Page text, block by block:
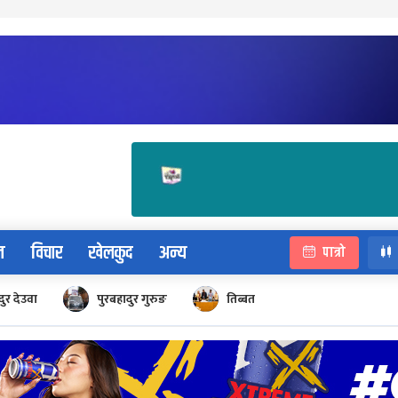
विचार खेलकुद अन्य पात्रो
देउवा पुरबहादुर गुरुङ तिब्बत